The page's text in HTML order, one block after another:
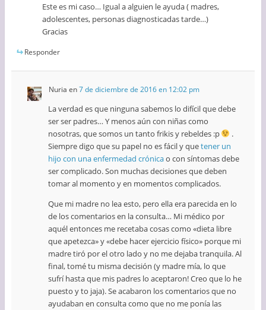
Este es mi caso… Igual a alguien le ayuda ( madres,
adolescentes, personas diagnosticadas tarde…)
Gracias
Responder
Nuria en7 de diciembre de 2016 en 12:02 pm
La verdad es que ninguna sabemos lo difícil que debe
ser ser padres… Y menos aún con niñas como
nosotras, que somos un tanto frikis y rebeldes :p
.
Siempre digo que su papel no es fácil y quetener un
hijo con una enfermedad crónicao con síntomas debe
ser complicado. Son muchas decisiones que deben
tomar al momento y en momentos complicados.
Que mi madre no lea esto, pero ella era parecida en lo
de los comentarios en la consulta… Mi médico por
aquél entonces me recetaba cosas como «dieta libre
que apetezca» y «debe hacer ejercicio físico» porque mi
madre tiró por el otro lado y no me dejaba tranquila. Al
final, tomé tu misma decisión (y madre mía, lo que
sufrí hasta que mis padres lo aceptaron! Creo que lo he
puesto y to jaja). Se acabaron los comentarios que no
ayudaban en consulta como que no me ponía las